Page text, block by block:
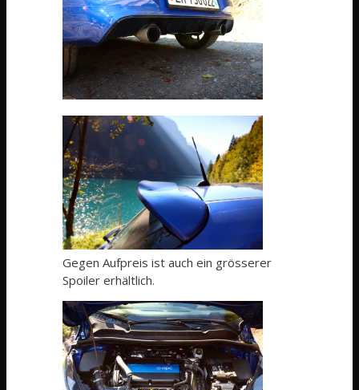
Gegen Aufpreis ist auch ein grösserer
Spoiler erhältlich.